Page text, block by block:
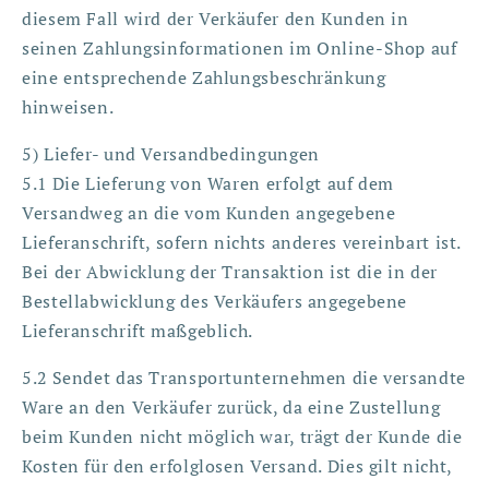
diesem Fall wird der Verkäufer den Kunden in
seinen Zahlungsinformationen im Online-Shop auf
eine entsprechende Zahlungsbeschränkung
hinweisen.
5) Liefer- und Versandbedingungen
5.1 Die Lieferung von Waren erfolgt auf dem
Versandweg an die vom Kunden angegebene
Lieferanschrift, sofern nichts anderes vereinbart ist.
Bei der Abwicklung der Transaktion ist die in der
Bestellabwicklung des Verkäufers angegebene
Lieferanschrift maßgeblich.
5.2 Sendet das Transportunternehmen die versandte
Ware an den Verkäufer zurück, da eine Zustellung
beim Kunden nicht möglich war, trägt der Kunde die
Kosten für den erfolglosen Versand. Dies gilt nicht,